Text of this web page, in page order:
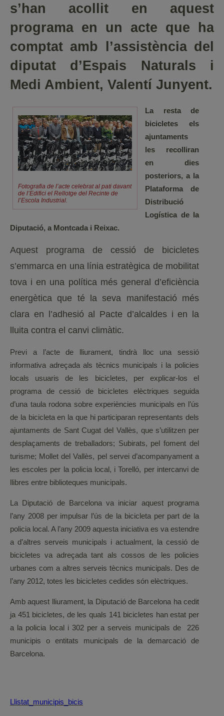
s’han acollit en aquest
programa en un acte que ha
comptat amb l’assistència del
diputat d’Espais Naturals i
Medi Ambient, Valentí Junyent.
Fotografia de l’acte celebrat al pati davant
de l’Edifici el Rellotge del Recinte de
l’Escola Industrial.
La resta de
bicicletes els
ajuntaments
les recolliran
en dies
posteriors, a la
Plataforma de
Distribució
Logística de la
Diputació, a Montcada i Reixac.
Aquest programa de cessió de bicicletes
s’emmarca en una línia estratègica de mobilitat
tova i en una política més general d’eficiència
energètica que té la seva manifestació més
clara en l’adhesió al Pacte d’alcaldes i en la
lluita contra el canvi climàtic.
Previ a l’acte de lliurament, tindrà lloc una sessió
informativa adreçada als tècnics municipals i la policies
locals usuaris de les bicicletes, per explicar-los el
programa de cessió de bicicletes elèctriques seguida
d’una taula rodona sobre experiències municipals en l’ús
de la bicicleta en la que hi participaran representants dels
ajuntaments de Sant Cugat del Vallès, que s’utilitzen per
desplaçaments de treballadors; Subirats, pel foment del
turisme; Mollet del Vallès, pel servei d’acompanyament a
les escoles per la policia local, i Torelló, per intercanvi de
llibres entre biblioteques municipals.
La Diputació de Barcelona va iniciar aquest programa
l’any 2008 per impulsar l’ús de la bicicleta per part de la
policia local. A l’any 2009 aquesta iniciativa es va estendre
a d’altres serveis municipals i actualment, la cessió de
bicicletes va adreçada tant als cossos de les policies
urbanes com a altres serveis tècnics municipals. Des de
l’any 2012, totes les bicicletes cedides són elèctriques.
Amb aquest lliurament, la Diputació de Barcelona ha cedit
ja 451 bicicletes, de les quals 141 bicicletes han estat per
a la policia local i 302 per a serveis municipals de 226
municipis o entitats municipals de la demarcació de
Barcelona.
Llistat_municipis_bicis